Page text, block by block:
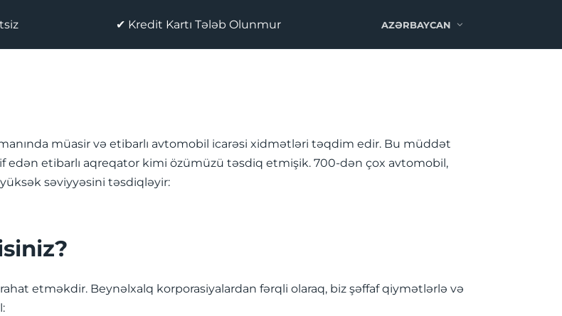
✔ Kredit Kartı Tələb Olunmur AZƏRBAYCAN
müasir və etibarlı avtomobil icarəsi xidmətləri təqdim edir. Bu müddət
etibarlı aqreqator kimi özümüzü təsdiq etmişik. 700-dən çox avtomobil,
səviyyəsini təsdiqləyir:
etməkdir. Beynəlxalq korporasiyalardan fərqli olaraq, biz şəffaf qiymətlərlə və